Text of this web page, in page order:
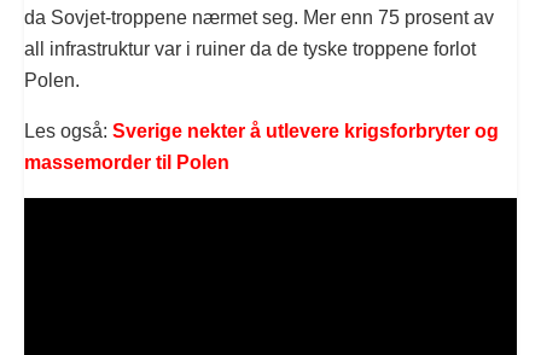
da Sovjet-troppene nærmet seg. Mer enn 75 prosent av
all infrastruktur var i ruiner da de tyske troppene forlot
Polen.
Les også: Sverige nekter å utlevere krigsforbryter og
massemorder til Polen